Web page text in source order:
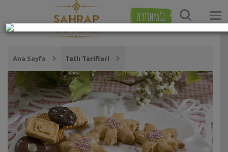
ZEYTİNYAĞI
Ana Sayfa Tatlı Tarifleri